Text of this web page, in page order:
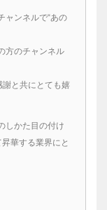
ャンネルで“あの
方のチャンネル
謝と共にとても嬉
しかた目の付け
華する業界にと